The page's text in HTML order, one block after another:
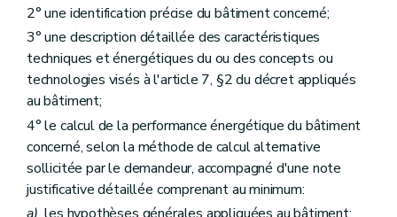
2° une identification précise du bâtiment concerné;
3° une description détaillée des caractéristiques
techniques et énergétiques du ou des concepts ou
technologies visés à l'article 7, §2 du décret appliqués
au bâtiment;
4° le calcul de la performance énergétique du bâtiment
concerné, selon la méthode de calcul alternative
sollicitée par le demandeur, accompagné d'une note
justificative détaillée comprenant au minimum: